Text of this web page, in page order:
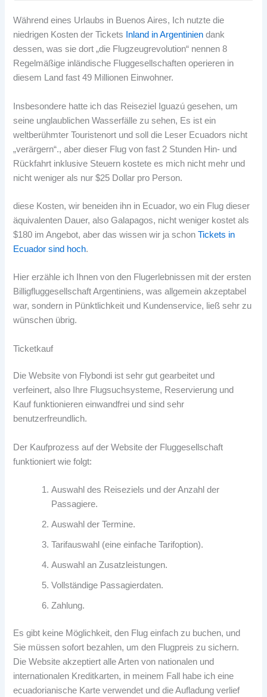
Während eines Urlaubs in Buenos Aires, Ich nutzte die
niedrigen Kosten der Tickets
Inland in Argentinien dank
dessen, was sie dort „die Flugzeugrevolution“ nennen 8
Regelmäßige inländische Fluggesellschaften operieren in
diesem Land fast 49 Millionen Einwohner.
Insbesondere hatte ich das Reiseziel Iguazú gesehen, um
seine unglaublichen Wasserfälle zu sehen, Es ist ein
weltberühmter Touristenort und soll die Leser Ecuadors nicht
„verärgern“., aber dieser Flug von fast 2 Stunden Hin- und
Rückfahrt inklusive Steuern kostete es mich nicht mehr und
nicht weniger als nur $25 Dollar pro Person.
diese Kosten, wir beneiden ihn in Ecuador, wo ein Flug dieser
äquivalenten Dauer, also Galapagos, nicht weniger kostet als
$180 im Angebot, aber das wissen wir ja schonTickets in
Ecuador sind hoch.
Hier erzähle ich Ihnen von den Flugerlebnissen mit der ersten
Billigfluggesellschaft Argentiniens, was allgemein akzeptabel
war, sondern in Pünktlichkeit und Kundenservice, ließ sehr zu
wünschen übrig.
Ticketkauf
Die Website von Flybondi ist sehr gut gearbeitet und
verfeinert, also Ihre Flugsuchsysteme, Reservierung und
Kauf funktionieren einwandfrei und sind sehr
benutzerfreundlich.
Der Kaufprozess auf der Website der Fluggesellschaft
funktioniert wie folgt:
Auswahl des Reiseziels und der Anzahl der
Passagiere.
Auswahl der Termine.
Tarifauswahl (eine einfache Tarifoption).
Auswahl an Zusatzleistungen.
Vollständige Passagierdaten.
Zahlung.
Es gibt keine Möglichkeit, den Flug einfach zu buchen, und
Sie müssen sofort bezahlen, um den Flugpreis zu sichern.
Die Website akzeptiert alle Arten von nationalen und
internationalen Kreditkarten, in meinem Fall habe ich eine
ecuadorianische Karte verwendet und die Aufladung verlief